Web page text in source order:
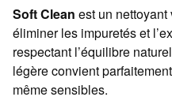
Soft Clean est un
éliminer les impuretés et
respectant l’équilibre
légère convient
même sensibles.